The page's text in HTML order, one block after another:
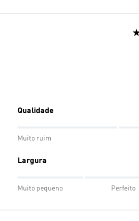
Qualidade
Muito ruim
Largura
Muito pequeno Perfeito